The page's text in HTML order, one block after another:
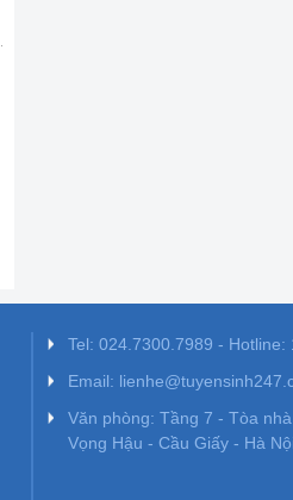
Tel: 024.7300.7989 - Hotline:
Email:
Văn phòng: Tầng 7 - Tòa
Vọng Hậu - Cầu Giấy - Hà Nội